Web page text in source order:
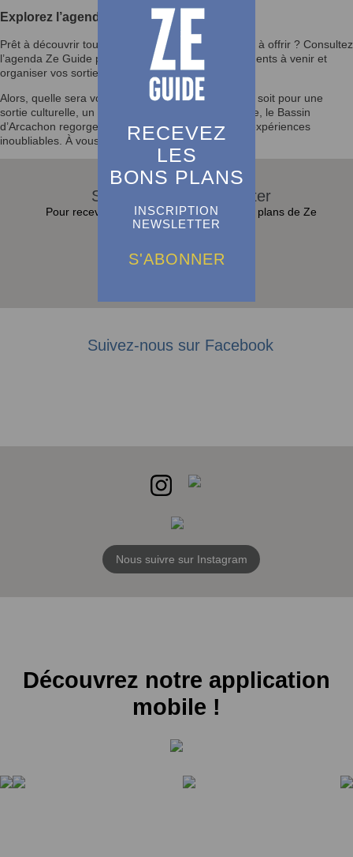
RECEVEZ
LES
BONS PLANS
INSCRIPTION
NEWSLETTER
S'ABONNER
Explorez l’agenda et laissez-vous inspirer
Prêt à découvrir tout ce que le Bassin d’Arcachon a à offrir ? Consultez
l’agenda Ze Guide pour rester informé des événements à venir et
organiser vos sorties selon vos envies.
Alors, quelle sera votre prochaine activité ? Que ce soit pour une
sortie culturelle, un festival ou un moment en famille, le Bassin
d’Arcachon regorge d’opportunités pour vivre des expériences
inoubliables. À vous de jouer !
S'abonner à la Newsletter
Pour recevoir toutes les actualités et bons plans de Ze
Guide dans sa boite e-mail :
Suivez-nous sur Facebook
Nous suivre sur Instagram
Découvrez notre application
mobile !